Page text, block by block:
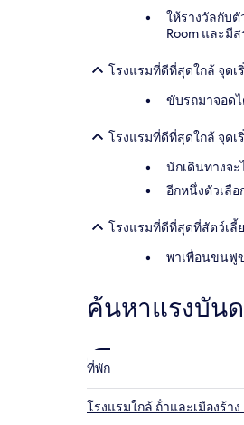
ให้รางวัลกับตั
Room และมี
โรงแรมที่ดีที่สุดใกล้ จุดเ
ขับรถมาจอด
โรงแรมที่ดีที่สุดใกล้ จุดเ
นักเดินทางจะ
อีกหนึ่งตัวเลื
โรงแรมที่ดีที่สุดที่สัตว์เลี้ย
พาเพื่อนขนฟู
ค้นหาแรงบัน
ที่พัก
โรงแรมใกล้ ถ้ําและเมืองร้า